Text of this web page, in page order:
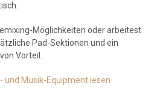
Möglichkeiten oder arbeitest
Pad-Sektionen und ein
Vorteil.
und Musik-Equipment lesen